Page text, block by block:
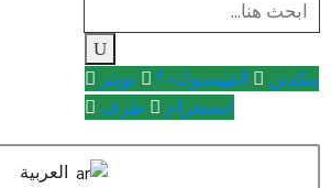
ينكدين الفيسبوك- f
تويتر
انستغرام
ظرف
العربية